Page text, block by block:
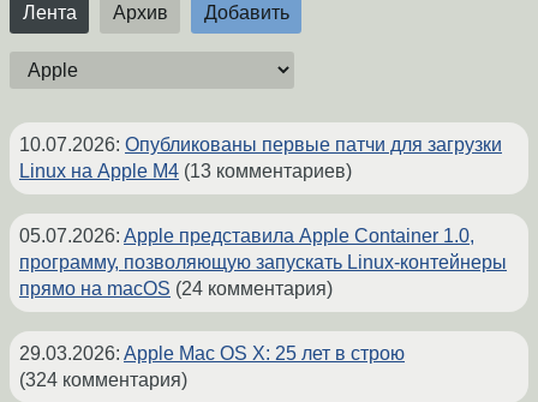
Лента Архив Добавить
10.07.2026: Опубликованы первые патчи для загрузки
Linux на Apple M4 (13 комментариев)
05.07.2026: Apple представила Apple Container 1.0,
программу, позволяющую запускать Linux-контейнеры
прямо на macOS (24 комментария)
29.03.2026: Apple Mac OS X: 25 лет в строю
(324 комментария)